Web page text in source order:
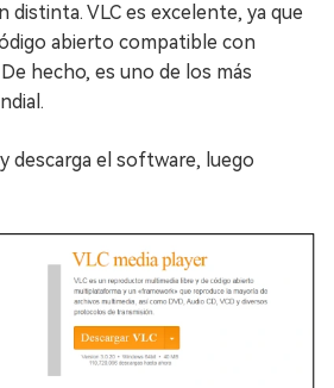
VLC es excelente, ya que
abierto compatible con
hecho, es uno de los más
descarga el software, luego